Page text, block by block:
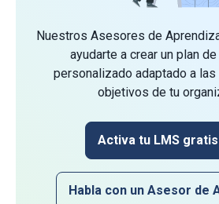
Nuestros Asesores de
ayudarte a crear un plan
personalizado adaptado a
objetivos de tu
Activa tu LMS
Habla con un Asesor de